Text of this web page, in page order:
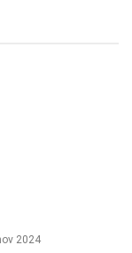
2024